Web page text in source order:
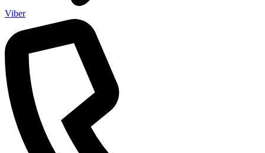
Viber